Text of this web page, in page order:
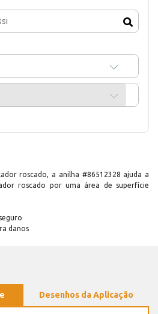
roscado, a anilha #86512328 ajuda a
roscado por uma área de superfície
danos
Desenhos da Aplicação